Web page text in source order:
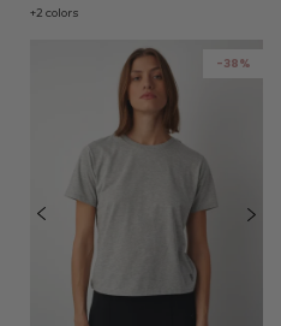
+2 colors
-38%